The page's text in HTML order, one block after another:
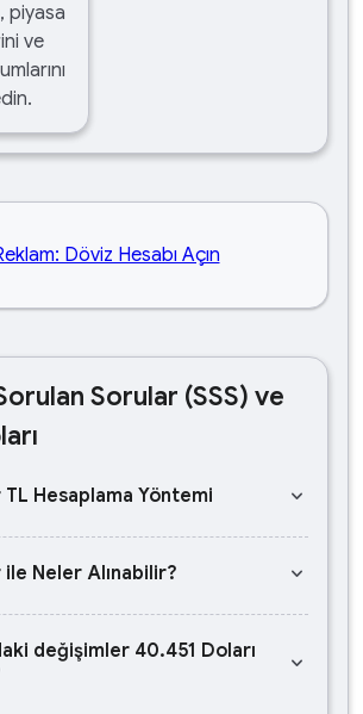
piyasa
ve
Sorular (SSS) ve
Hesaplama Yöntemi keyboard_arrow_down
Neler Alınabilir? keyboard_arrow_down
değişimler 40.451 Doları
keyboard_arrow_down